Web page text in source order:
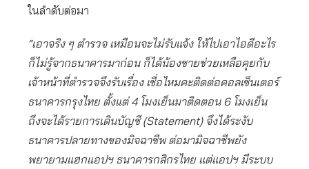
ในลำดับต่อมา
“เอาจริง ๆ ตำรวจ เหมือนจะไม่รับแจ้ง ให้ไปเอาไอดีอะไร
ก็ไม่รู้จากธนาคารมาก่อน ก็ได้น้องชายช่วยเหลือคุยกับ
เจ้าหน้าที่ตำรวจจึงรับเรื่อง เชื่อไหมคะติดต่อคอลเซ็นเตอร์
ธนาคารกรุงไทย ตั้งแต่ 4 โมงเย็นมาติดตอน 6 โมงเย็น
ถึงจะได้รายการเดินบัญชี (Statement) จึงได้ระงับ
ธนาคารปลายทางของมิจฉาชีพ ต่อมามิจฉาชีพยัง
พยายามแฮกแอปฯ ธนาคารกสิกรไทย แต่แอปฯ มีระบบ